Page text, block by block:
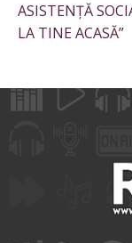
ASISTENȚĂ
LA TINE ACASĂ”